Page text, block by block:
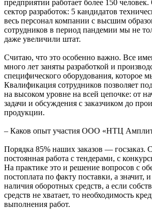
предприятии работает более 150
сектор разработок: 5 кандидатов
весь персонал компании с высшим
сотрудников в период пандемии мы не
даже увеличили штат.
Считаю, что это особенно важно. Все
много лет заняты разработкой и
специфического оборудования, которое
Квалификация сотрудников позволяет
на высоком уровне на всей цепочке: от
задачи и обсуждения с заказчиком до
продукции.
– Каков опыт участия ООО «НТЦ
Порядка 85% наших заказов — госзаказ.
постоянная работа с тендерами, с
На практике это и решение вопросов с
постоплата по факту поставки, а значит,
наличия оборотных средств, а если
средств не хватает, то необходимость
выполнения работ.